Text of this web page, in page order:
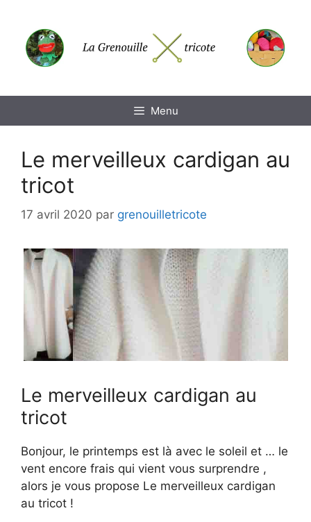
contenu
Menu
Le merveilleux cardigan au
tricot
17 avril 2020 par grenouilletricote
Le merveilleux cardigan au
tricot
Bonjour, le printemps est là avec le soleil et … le
vent encore frais qui vient vous surprendre ,
alors je vous propose Le merveilleux cardigan
au tricot !